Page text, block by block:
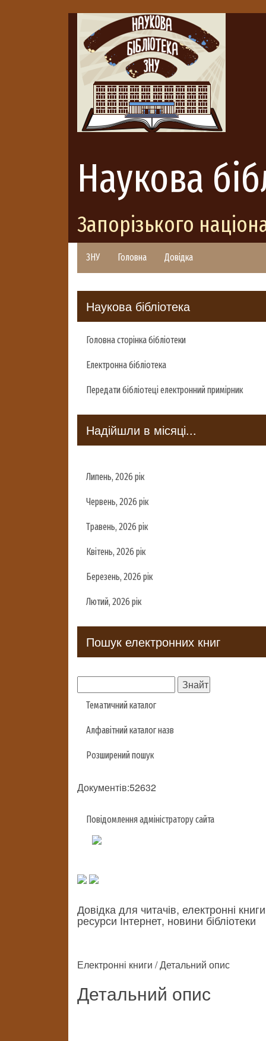
Наукова
Запорізького
ЗНУ Головна Довідка
Наукова бібліотека
Головна сторінка бібліотеки
Електронна бібліотека
Передати бібліотеці електронний примірник
Надійшли в місяці...
Липень, 2026 рік
Червень, 2026 рік
Травень, 2026 рік
Квітень, 2026 рік
Березень, 2026 рік
Лютий, 2026 рік
Пошук електронних книг
Тематичний каталог
Алфавітний каталог назв
Розширений пошук
Документів:52632
Повідомлення адміністратору сайта
Довідка для читачів, електронні
ресурси Інтернет, новини бібліотеки
Електронні книги / Детальний опис
Детальний опис